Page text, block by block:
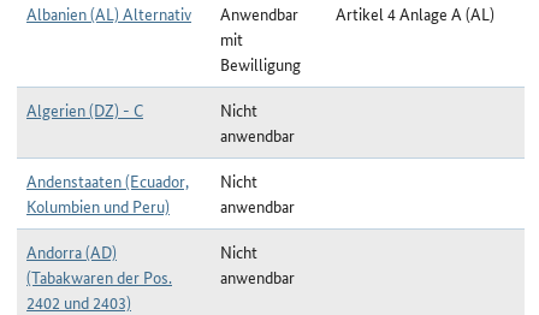
Albanien (AL) Alternativ
Anwendbar
mit
Bewilligung
Artikel 4 Anlage A (AL)
Algerien (DZ) - C
Nicht
anwendbar
Andenstaaten (Ecuador,
Kolumbien und Peru)
Nicht
anwendbar
Andorra (AD)
(Tabakwaren der Pos.
2402 und 2403)
Nicht
anwendbar